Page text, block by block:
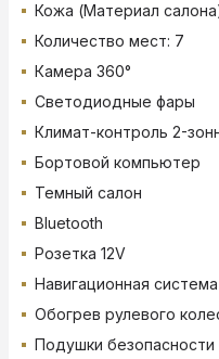
Кожа (Материал
Количество мест: 7
Камера 360°
Светодиодные фары
Климат-контроль 2-
Бортовой компьютер
Темный салон
Bluetooth
Розетка 12V
Навигационная система
Обогрев рулевого
Подушки